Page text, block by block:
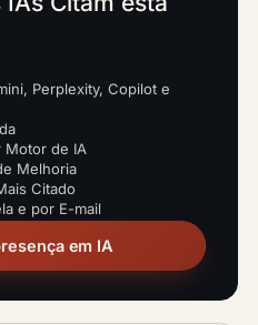
Perplexity, Copilot e
Motor de IA
Melhoria
Citado
e por E-mail
em IA